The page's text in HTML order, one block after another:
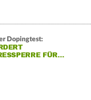
Dopingtest:
FÜR…